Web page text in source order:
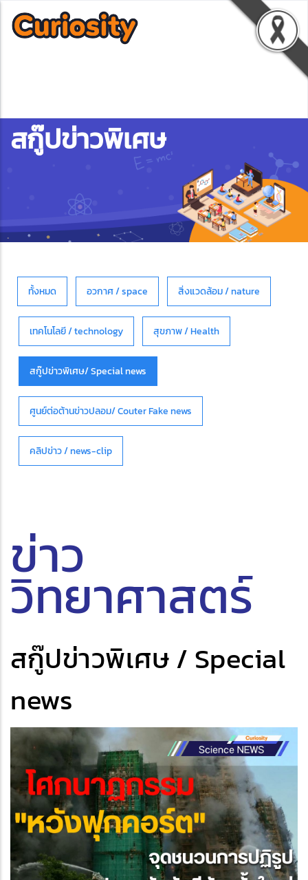
สกู๊ปข่าวพิเศษ
ทั้งหมด อวกาศ / space สิ่งแวดล้อม / nature
เทคโนโลยี / technology สุขภาพ / Health
สกู๊ปข่าวพิเศษ/ Special news
ศูนย์ต่อต้านข่าวปลอม/ Couter Fake news
คลิปข่าว / news-clip
ข่าว
วิทยาศาสตร์
สกู๊ปข่าวพิเศษ / Special
news